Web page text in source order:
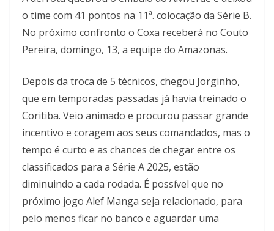
o time com 41 pontos na 11ª. colocação da Série B.
No próximo confronto o Coxa receberá no Couto
Pereira, domingo, 13, a equipe do Amazonas.
Depois da troca de 5 técnicos, chegou Jorginho,
que em temporadas passadas já havia treinado o
Coritiba. Veio animado e procurou passar grande
incentivo e coragem aos seus comandados, mas o
tempo é curto e as chances de chegar entre os
classificados para a Série A 2025, estão
diminuindo a cada rodada. É possível que no
próximo jogo Alef Manga seja relacionado, para
pelo menos ficar no banco e aguardar uma